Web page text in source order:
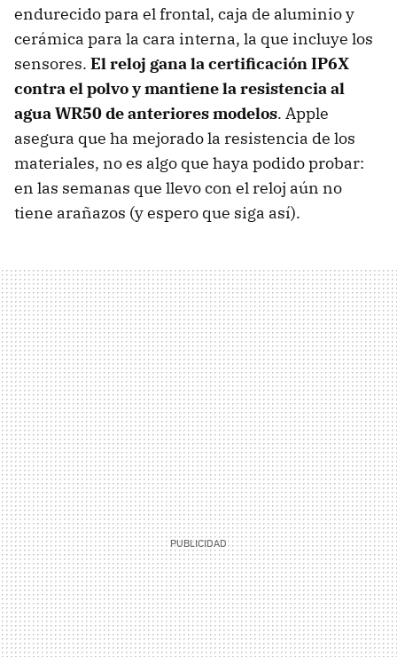
endurecido para el frontal, caja de aluminio y
cerámica para la cara interna, la que incluye los
sensores. El reloj gana la certificación IP6X
contra el polvo y mantiene la resistencia al
agua WR50 de anteriores modelos. Apple
asegura que ha mejorado la resistencia de los
materiales, no es algo que haya podido probar:
en las semanas que llevo con el reloj aún no
tiene arañazos (y espero que siga así).